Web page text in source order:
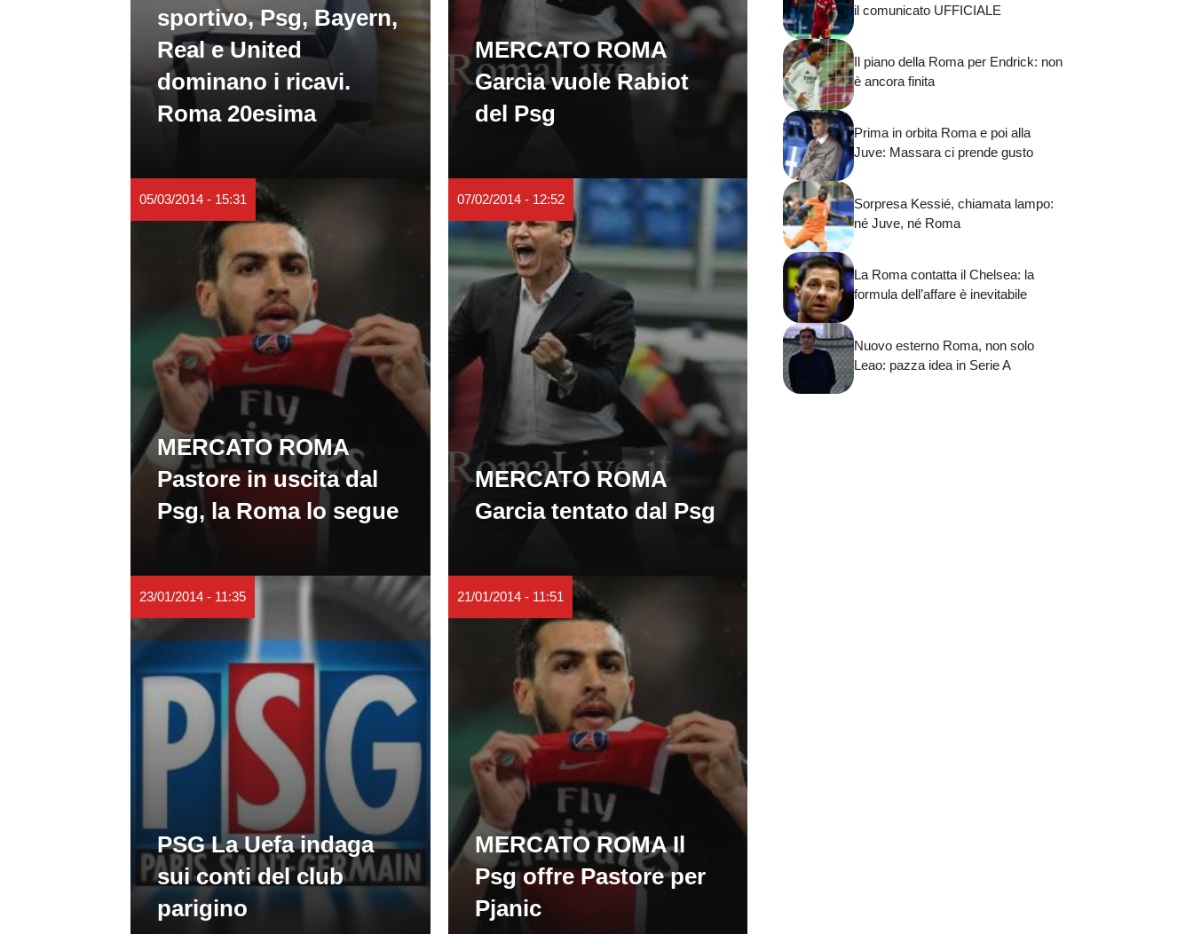
sportivo, Psg, Bayern,
Real e United
dominano i ricavi.
Roma 20esima
MERCATO ROMA
Garcia vuole Rabiot
del Psg
05/03/2014 - 15:31
MERCATO ROMA
Pastore in uscita dal
Psg, la Roma lo segue
07/02/2014 - 12:52
MERCATO ROMA
Garcia tentato dal Psg
23/01/2014 - 11:35
PSG La Uefa indaga
sui conti del club
parigino
21/01/2014 - 11:51
MERCATO ROMA Il
Psg offre Pastore per
Pjanic
il comunicato UFFICIALE
Il piano della Roma per Endrick: non
è ancora finita
Prima in orbita Roma e poi alla
Juve: Massara ci prende gusto
Sorpresa Kessié, chiamata lampo:
né Juve, né Roma
La Roma contatta il Chelsea: la
formula dell’affare è inevitabile
Nuovo esterno Roma, non solo
Leao: pazza idea in Serie A